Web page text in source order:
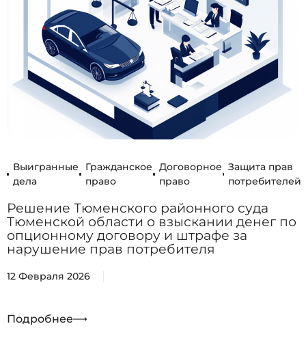
Выигранные
дела
Гражданское
право
Договорное
право
Защита прав
потребителей
Решение Тюменского районного суда
Тюменской области о взыскании денег по
опционному договору и штрафе за
нарушение прав потребителя
12 Февраля 2026
Подробнее